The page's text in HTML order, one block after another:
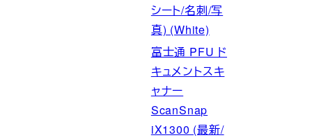
シート/名刺/写
真) (White)
富士通 PFU ド
キュメントスキ
ャナー
ScanSnap
iX1300 (最新/